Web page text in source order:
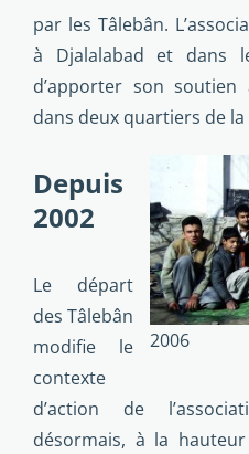
par les Tâlebân.
à Djalalabad et dans
d’apporter son
dans deux quartiers de la
2006
Depuis
2002
Le départ
des Tâlebân
modifie le
contexte
d’action de
désormais, à la